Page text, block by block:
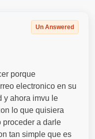
Un Answered
porque
electronico en su
y ahora imvu le
lo que quisiera
proceder a darle
tan simple que es